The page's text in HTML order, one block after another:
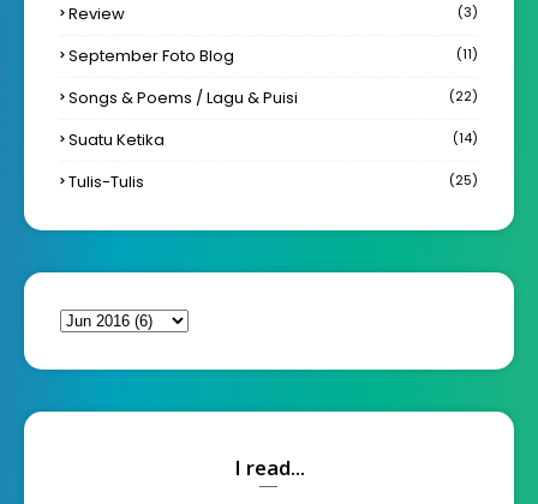
Review (3)
September Foto Blog (11)
Songs & Poems / Lagu & Puisi (22)
Suatu Ketika (14)
Tulis-Tulis (25)
I read...